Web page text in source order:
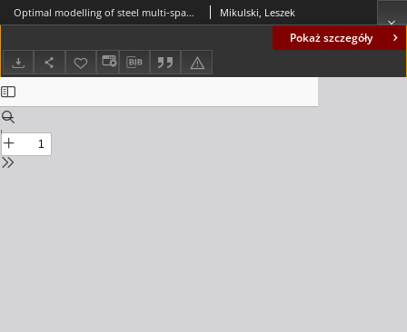
Pokaż szczegóły
Optimal modelling of steel multi-span beams using the gradient-iterative method Mikulski, Leszek